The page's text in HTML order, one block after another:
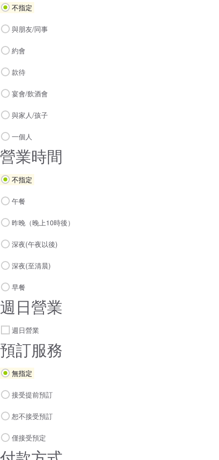
不指定
與朋友/同事
約會
款待
宴會/飲酒會
與家人/孩子
一個人
營業時間
不指定
午餐
昨晚（晚上10時後）
深夜(午夜以後)
深夜(至清晨)
早餐
週日營業
週日營業
預訂服務
無指定
接受提前預訂
恕不接受預訂
僅接受預定